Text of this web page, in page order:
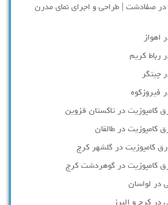
در صفادشت | طراحی و اجرای نمای مدرن
اهواز
رباط کریم
چیتگر
فیروزکوه
کامپوزیت در تاکستان قزوین
کامپوزیت در طالقان
کامپوزیت در گلشهر کرج
کامپوزیت در گوهردشت کرج
در لواسان
در کرج و البرز